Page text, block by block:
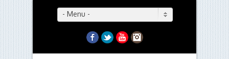
- Menu -
Facebook
TwitterYouTubeInstagram